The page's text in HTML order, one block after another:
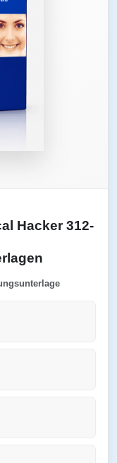
Hacker 312-